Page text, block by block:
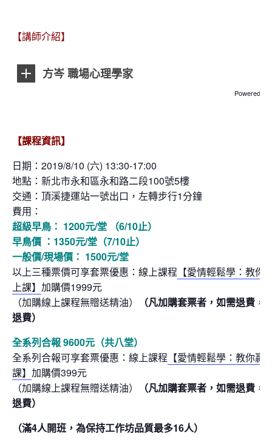
【講師介紹】
方岑 職場心理學家
Powered by
【課程資訊】
日期：2019/8/10 (六) 13:30-17:00
地點：新北市永和區永和路二段100號5樓
交通：頂溪捷運站一號出口，左轉步行1分鐘
費用：
超級早鳥： 1200元/堂 （6/10止）
早鳥價 ：1350元/堂（7/10止）
一般價/現場價： 1500元/堂
以上三種票價可享套票優惠：線上課程 【愛情輕鬆學：教你
上課】 加購價1999元
（加購線上課程無贈送精油）
（凡加購套票者，如需退費，
退費）
全系列合報 9600元（共八堂）
全系列合報可享套票優惠：線上課程 【愛情輕鬆學：教你贏
課】 加購價399元
（加購線上課程無贈送精油）
（凡加購套票者，如需退費，
退費）
（滿4人開班，為保持工作坊品質最多16人）